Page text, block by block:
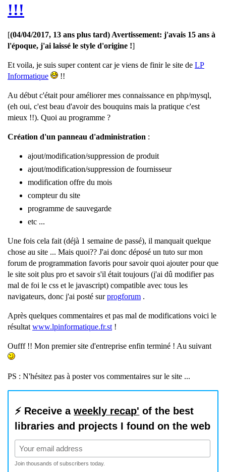
!!!
r
a
c
i
s
-
u
l
l
a
e
[(04/04/2017, 13 ans plus tard) Avertissement: j'avais 15 ans à
l'époque, j'ai laissé le style d'origine !]
Et voila, je suis super content car je viens de finir le site de LP
Informatique
!!
Au début c'était pour améliorer mes connaissance en php/mysql,
(eh oui, c'est beau d'avoir des bouquins mais la pratique c'est
mieux !!). Quoi au programme ?
Création d'un panneau d'administration :
ajout/modification/suppression de produit
ajout/modification/suppression de fournisseur
modification offre du mois
compteur du site
programme de sauvegarde
etc ...
Une fois cela fait (déjà 1 semaine de passé), il manquait quelque
chose au site ... Mais quoi?? J'ai donc déposé un tuto sur mon
forum de programmation favoris pour savoir quoi ajouter pour que
le site soit plus pro et savoir s'il était toujours (j'ai dû modifier pas
mal de foi le css et le javascript) compatible avec tous les
navigateurs, donc j'ai posté surprogforum .
Après quelques commentaires et pas mal de modifications voici le
résultat www.lpinformatique.fr.st !
Oufff !! Mon premier site d'entreprise enfin terminé ! Au suivant
PS : N'hésitez pas à poster vos commentaires sur le site ...
⚡️ Receive aweekly recap' of the best
libraries and projects I found on the web
Join thousands of subscribers today.